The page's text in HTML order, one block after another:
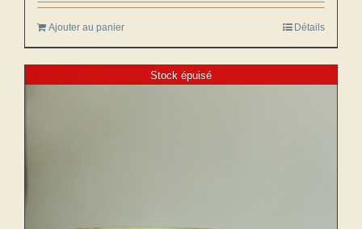
Ajouter au panier Détails
Stock épuisé